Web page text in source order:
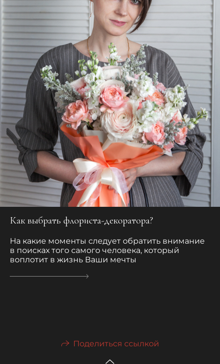
Как выбрать флориста-декоратора?
На какие моменты следует обратить внимание
в поисках того самого человека, который
воплотит в жизнь Ваши мечты
Поделиться ссылкой